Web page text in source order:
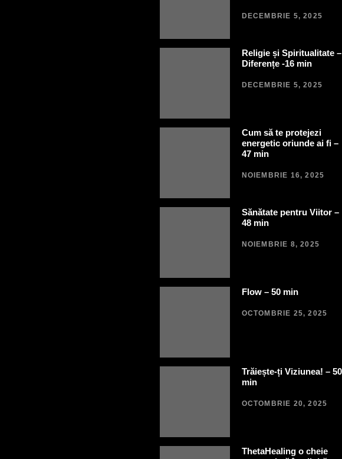
DECEMBRIE 5, 2025
Religie și Spiritualitate –
Diferențe -16 min
DECEMBRIE 5, 2025
Cum să te protejezi
energetic oriunde ai fi –
47 min
NOIEMBRIE 16, 2025
Sănătate pentru Viitor –
48 min
NOIEMBRIE 8, 2025
Flow – 50 min
OCTOMBRIE 25, 2025
Trăiește-ți Viziunea! – 50
min
OCTOMBRIE 20, 2025
ThetaHealing o cheie